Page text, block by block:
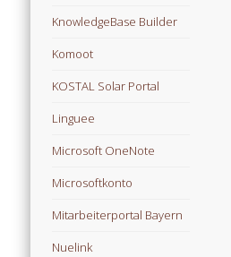
KnowledgeBase Builder
Komoot
KOSTAL Solar Portal
Linguee
Microsoft OneNote
Microsoftkonto
Mitarbeiterportal Bayern
Nuelink